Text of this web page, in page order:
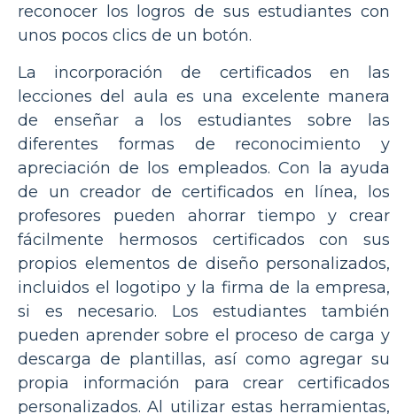
reconocer los logros de sus estudiantes con
unos pocos clics de un botón.
La incorporación de certificados en las
lecciones del aula es una excelente manera
de enseñar a los estudiantes sobre las
diferentes formas de reconocimiento y
apreciación de los empleados. Con la ayuda
de un creador de certificados en línea, los
profesores pueden ahorrar tiempo y crear
fácilmente hermosos certificados con sus
propios elementos de diseño personalizados,
incluidos el logotipo y la firma de la empresa,
si es necesario. Los estudiantes también
pueden aprender sobre el proceso de carga y
descarga de plantillas, así como agregar su
propia información para crear certificados
personalizados. Al utilizar estas herramientas,